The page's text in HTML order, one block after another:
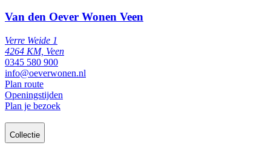
Van den Oever Wonen Veen
Verre Weide 1
4264 KM, Veen
0345 580 900
info@oeverwonen.nl
Plan route
Openingstijden
Plan je bezoek
Collectie